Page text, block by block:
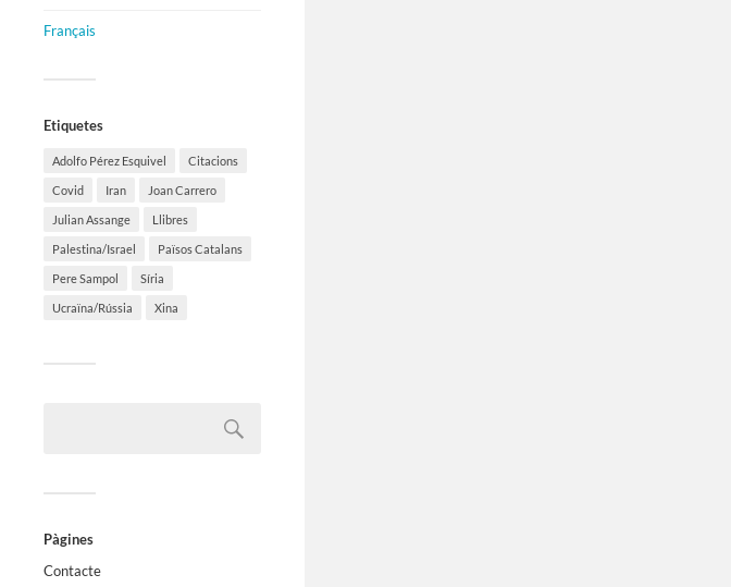
Français
Etiquetes
Adolfo Pérez Esquivel Citacions
Covid Iran Joan Carrero
Julian Assange Llibres
Palestina/Israel Països Catalans
Pere Sampol Síria
Ucraïna/Rússia Xina
Pàgines
Contacte